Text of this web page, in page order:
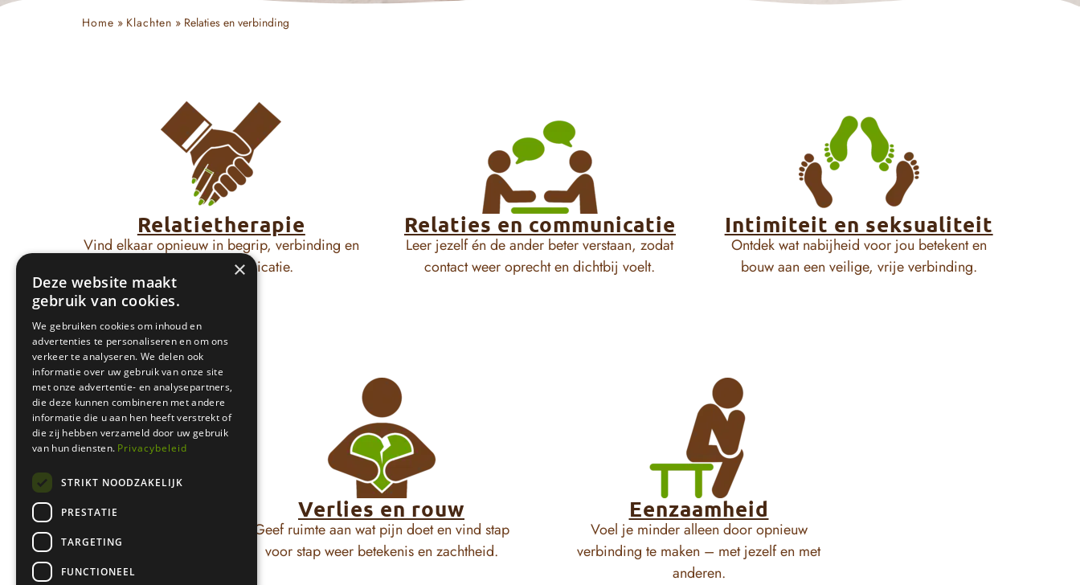
Home » Klachten » Relaties en verbinding
Relatietherapie
Vind elkaar opnieuw in begrip, verbinding en
gezonde communicatie.
Relaties en communicatie
Leer jezelf én de ander beter verstaan, zodat
contact weer oprecht en dichtbij voelt.
Intimiteit en seksualiteit
Ontdek wat nabijheid voor jou betekent en
bouw aan een veilige, vrije verbinding.
Verlies en rouw
Geef ruimte aan wat pijn doet en vind stap
voor stap weer betekenis en zachtheid.
Eenzaamheid
Voel je minder alleen door opnieuw
verbinding te maken – met jezelf en met
anderen.
×
Deze website maakt
gebruik van cookies.
We gebruiken cookies om inhoud en
advertenties te personaliseren en om ons
verkeer te analyseren. We delen ook
informatie over uw gebruik van onze site
met onze advertentie- en analysepartners,
die deze kunnen combineren met andere
informatie die u aan hen heeft verstrekt of
die zij hebben verzameld door uw gebruik
van hun diensten. Privacybeleid
STRIKT NOODZAKELIJK
PRESTATIE
TARGETING
FUNCTIONEEL